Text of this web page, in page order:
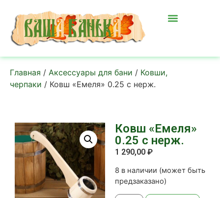
Главная / Аксессуары для бани / Ковши,
черпаки / Ковш «Емеля» 0.25 с нерж.
Ковш «Емеля»
0.25 с нерж.
1 290,00 ₽
8 в наличии (может быть
предзаказано)